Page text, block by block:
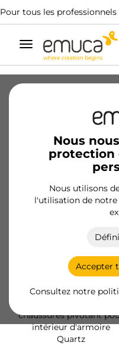
Pour tous les
Alterner
navigation
Nous
protection
Nous utilisons
l'utilisation de
Accepter
Consultez notre
Tout Armoires
Nouveauté
chaussures pivotant
intérieur d'armoire
Quartz